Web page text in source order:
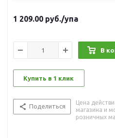
1 209.00 руб./упа
В
Купить в 1 клик
Поделиться
Цена
магазина и
розничных